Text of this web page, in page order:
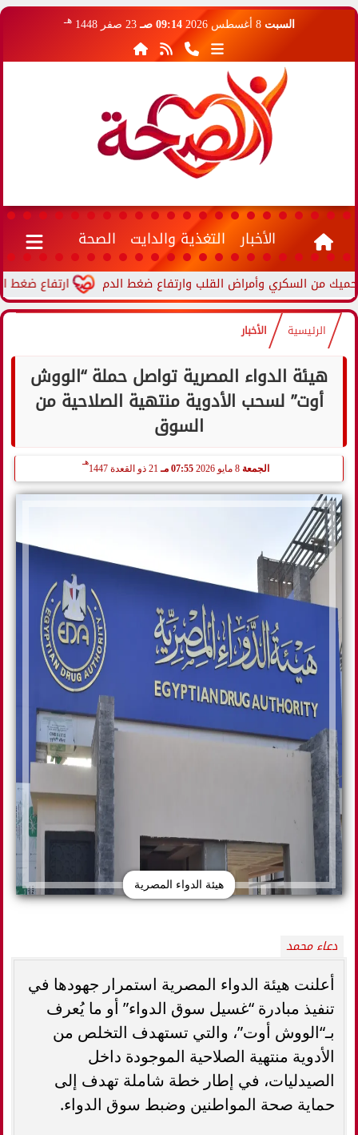
السبت 8 أغسطس 2026 09:14 صـ 23 صفر 1448 هـ
الأخبار التغذية والدايت الصحة
ارتفاع ضغط الدم
الرئيسية الأخبار
هيئة الدواء المصرية تواصل حملة “الووش
أوت” لسحب الأدوية منتهية الصلاحية من
السوق
الجمعة 07:55 مـ 21 ذو القعدة 1447
هـ
هيئة الدواء المصرية
دعاء محمد
أعلنت هيئة الدواء المصرية استمرار جهودها في
تنفيذ مبادرة “غسيل سوق الدواء” أو ما يُعرف
بـ“الووش أوت”، والتي تستهدف التخلص من
الأدوية منتهية الصلاحية الموجودة داخل
الصيدليات، في إطار خطة شاملة تهدف إلى
حماية صحة المواطنين وضبط سوق الدواء.